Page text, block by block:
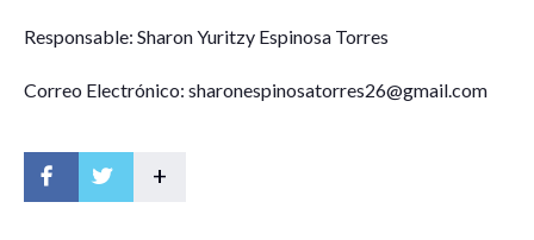
Responsable: Sharon Yuritzy Espinosa Torres
Correo Electrónico: sharonespinosatorres26@gmail.com
+